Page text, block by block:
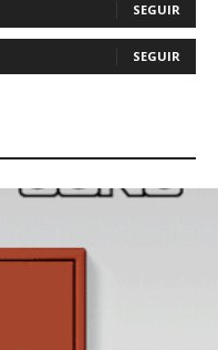
SEGUIR
SEGUIR